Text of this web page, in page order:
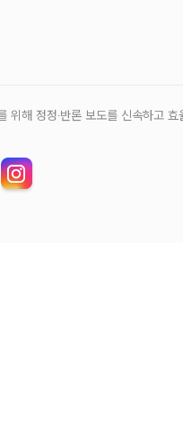
위해 정정‧반론 보도를 신속하고